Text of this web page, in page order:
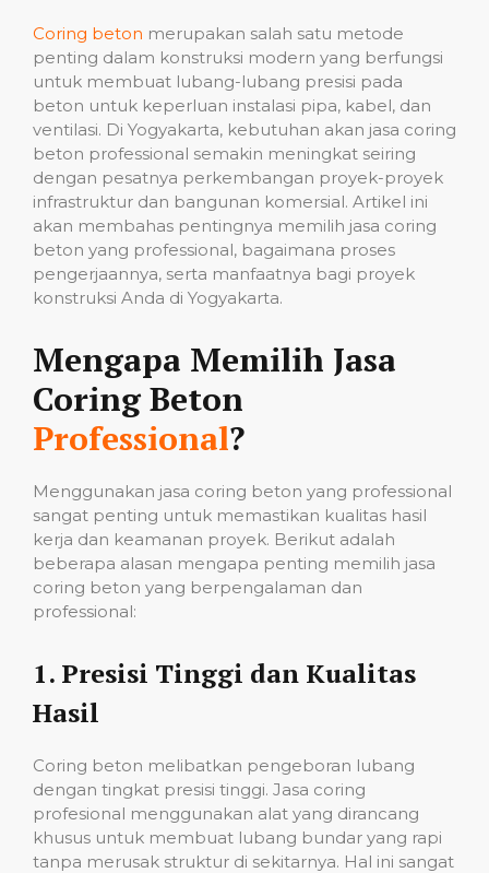
Coring beton merupakan salah satu metode
penting dalam konstruksi modern yang berfungsi
untuk membuat lubang-lubang presisi pada
beton untuk keperluan instalasi pipa, kabel, dan
ventilasi. Di Yogyakarta, kebutuhan akan jasa coring
beton professional semakin meningkat seiring
dengan pesatnya perkembangan proyek-proyek
infrastruktur dan bangunan komersial. Artikel ini
akan membahas pentingnya memilih jasa coring
beton yang professional, bagaimana proses
pengerjaannya, serta manfaatnya bagi proyek
konstruksi Anda di Yogyakarta.
Mengapa Memilih Jasa
Coring Beton
Professional?
Menggunakan jasa coring beton yang professional
sangat penting untuk memastikan kualitas hasil
kerja dan keamanan proyek. Berikut adalah
beberapa alasan mengapa penting memilih jasa
coring beton yang berpengalaman dan
professional:
1. Presisi Tinggi dan Kualitas
Hasil
Coring beton melibatkan pengeboran lubang
dengan tingkat presisi tinggi. Jasa coring
profesional menggunakan alat yang dirancang
khusus untuk membuat lubang bundar yang rapi
tanpa merusak struktur di sekitarnya. Hal ini sangat